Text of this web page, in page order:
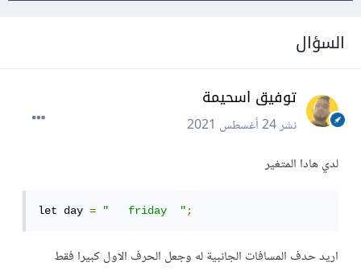
السؤال
توفيق اسحيمة
نشر24 أغسطس 2021
لدي هادا المتغير
let day = "   friday  ";
اريد حدف المسافات الجانبية له وجعل الحرف الاول كبيرا فقط